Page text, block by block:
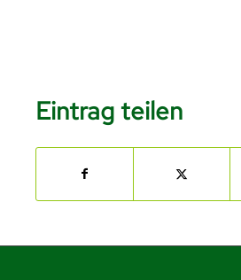
Eintrag teilen